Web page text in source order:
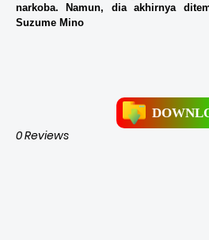
narkoba. Namun, dia akhirnya
Suzume Mino
0 Reviews